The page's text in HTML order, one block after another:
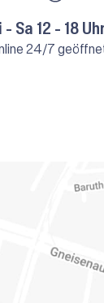
- Sa 12 - 18
24/7